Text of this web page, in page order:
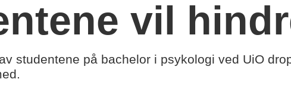
vil
studentene på bachelor i psykologi ved UiO